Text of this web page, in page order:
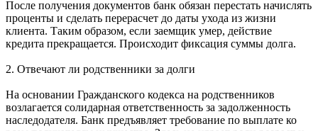
После получения документов банк обязан перестать начислять
проценты и сделать перерасчет до даты ухода из жизни
клиента. Таким образом, если заемщик умер, действие
кредита прекращается. Происходит фиксация суммы долга.
2. Отвечают ли родственники за долги
На основании Гражданского кодекса на родственников
возлагается солидарная ответственность за задолженность
наследодателя. Банк предъявляет требование по выплате ко